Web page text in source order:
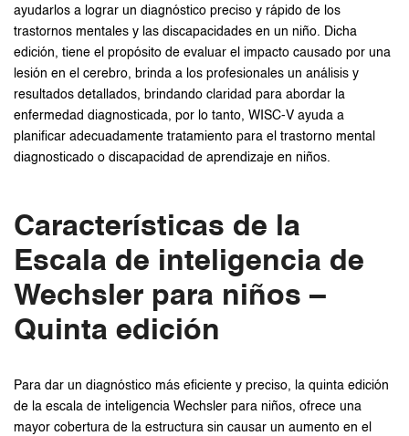
ayudarlos a lograr un diagnóstico preciso y rápido de los
trastornos mentales y las discapacidades en un niño. Dicha
edición, tiene el propósito de evaluar el impacto causado por una
lesión en el cerebro, brinda a los profesionales un análisis y
resultados detallados, brindando claridad para abordar la
enfermedad diagnosticada, por lo tanto, WISC-V ayuda a
planificar adecuadamente tratamiento para el trastorno mental
diagnosticado o discapacidad de aprendizaje en niños.
Características de la
Escala de inteligencia de
Wechsler para niños –
Quinta edición
Para dar un diagnóstico más eficiente y preciso, la quinta edición
de la escala de inteligencia Wechsler para niños, ofrece una
mayor cobertura de la estructura sin causar un aumento en el